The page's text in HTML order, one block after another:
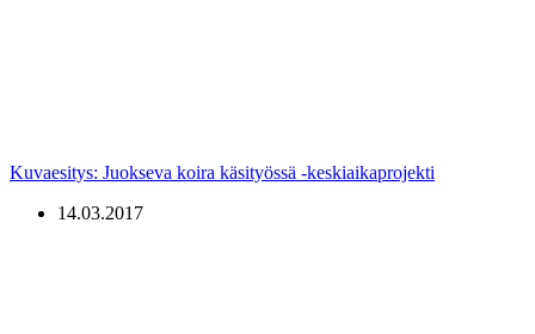
Kuvaesitys: Juokseva koira käsityössä -keskiaikaprojekti
14.03.2017